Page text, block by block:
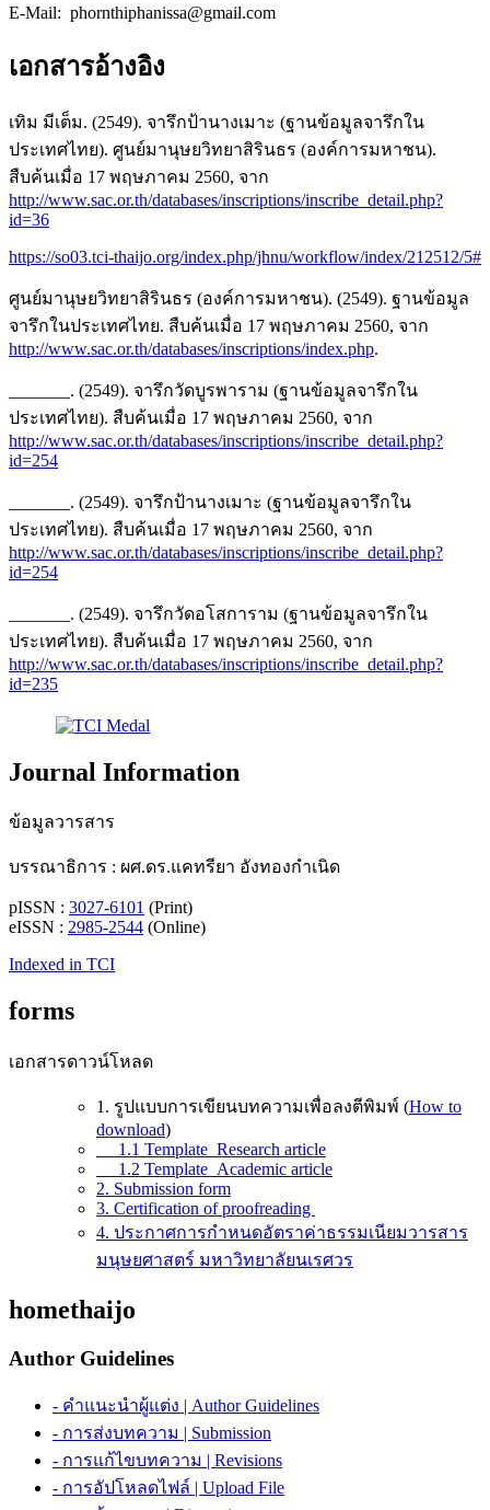
E-Mail: phornthiphanissa@gmail.com
เอกสารอ้างอิง
เทิม มีเต็ม. (2549). จารึกป้านางเมาะ (ฐานข้อมูลจารึกใน
ประเทศไทย). ศูนย์มานุษยวิทยาสิรินธร (องค์การมหาชน).
สืบค้นเมื่อ 17 พฤษภาคม 2560, จาก
http://www.sac.or.th/databases/inscriptions/inscribe_detail.php?
id=36
https://so03.tci-thaijo.org/index.php/jhnu/workflow/index/212512/5#
ศูนย์มานุษยวิทยาสิรินธร (องค์การมหาชน). (2549). ฐานข้อมูล
จารึกในประเทศไทย. สืบค้นเมื่อ 17 พฤษภาคม 2560, จาก
http://www.sac.or.th/databases/inscriptions/index.php.
_______. (2549). จารึกวัดบูรพาราม (ฐานข้อมูลจารึกใน
ประเทศไทย). สืบค้นเมื่อ 17 พฤษภาคม 2560, จาก
http://www.sac.or.th/databases/inscriptions/inscribe_detail.php?
id=254
_______. (2549). จารึกป้านางเมาะ (ฐานข้อมูลจารึกใน
ประเทศไทย). สืบค้นเมื่อ 17 พฤษภาคม 2560, จาก
http://www.sac.or.th/databases/inscriptions/inscribe_detail.php?
id=254
_______. (2549). จารึกวัดอโสการาม (ฐานข้อมูลจารึกใน
ประเทศไทย). สืบค้นเมื่อ 17 พฤษภาคม 2560, จาก
http://www.sac.or.th/databases/inscriptions/inscribe_detail.php?
id=235
Journal Information
ข้อมูลวารสาร
บรรณาธิการ : ผศ.ดร.แคทรียา อังทองกำเนิด
pISSN : 3027-6101 (Print)
eISSN : 2985-2544 (Online)
Indexed in TCI
forms
เอกสารดาวน์โหลด
1. รูปแบบการเขียนบทความเพื่อลงตีพิมพ์ (How to
download)
1.1 Template_Research article
1.2 Template_Academic article
2. Submission form
3. Certification of proofreading
4. ประกาศการกำหนดอัตราค่าธรรมเนียมวารสาร
มนุษยศาสตร์ มหาวิทยาลัยนเรศวร
homethaijo
Author Guidelines
- คำแนะนำผู้แต่ง | Author Guidelines
- การส่งบทความ | Submission
- การแก้ไขบทความ | Revisions
- การอัปโหลดไฟล์ | Upload File